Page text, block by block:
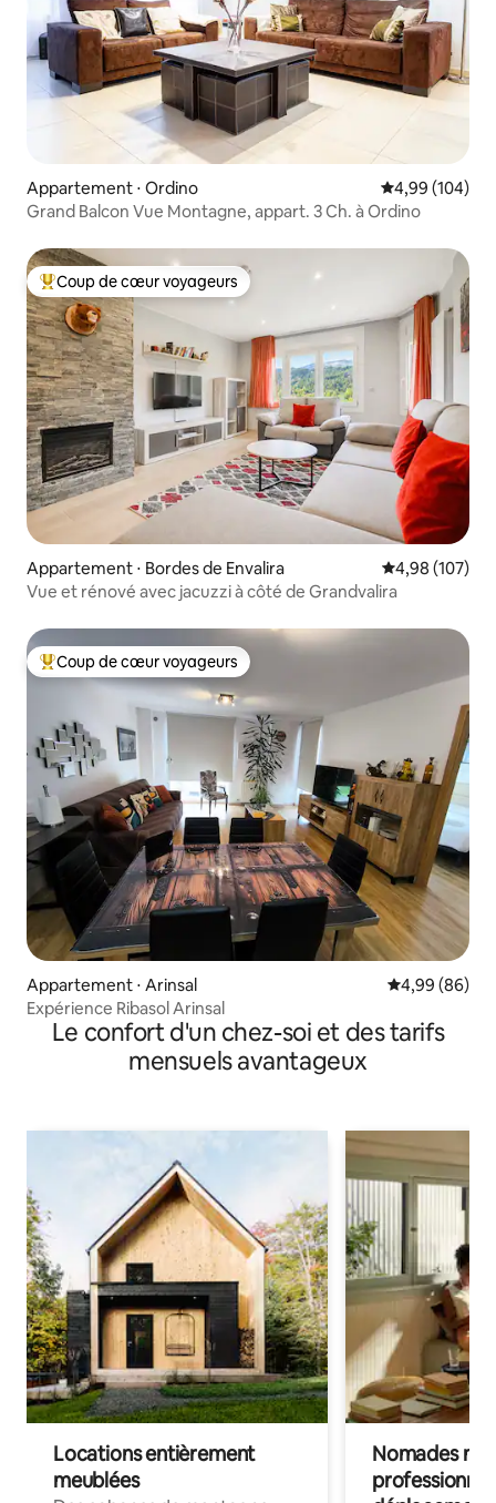
Appartement ⋅ Ordino Évaluation
4,99 (104)
Grand Balcon Vue Montagne, appart. 3 Ch. à Ordino
Coups de cœur voyageurs les plus appréciés
Coup de cœur voyageurs
Appartement ⋅ Bordes de Envalira Évaluation
4,98 (107)
Vue et rénové avec jacuzzi à côté de Grandvalira
Coups de cœur voyageurs les plus appréciés
Coup de cœur voyageurs
Appartement ⋅ Arinsal Évaluation
4,99 (86)
Expérience Ribasol Arinsal
Le confort d'un chez-soi et des tarifs
mensuels avantageux
Locations entièrement
meublées
Nomades